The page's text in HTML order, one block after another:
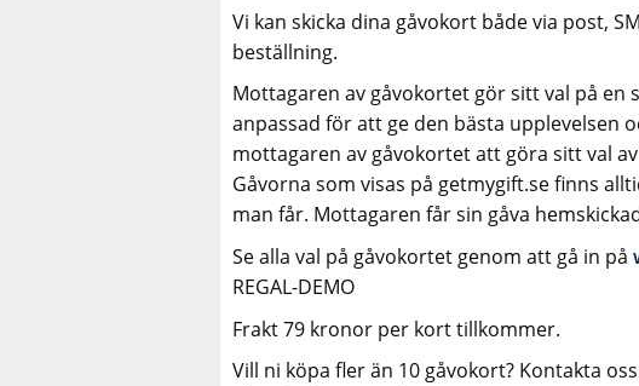
Vi kan skicka dina gåvokort både via post,
beställning.
Mottagaren av gåvokortet gör sitt val på en
anpassad för att ge den bästa upplevelsen
mottagaren av gåvokortet att göra sitt val
Gåvorna som visas på getmygift.se finns
man får. Mottagaren får sin gåva
Se alla val på gåvokortet genom att gå in på
REGAL-DEMO
Frakt 79 kronor per kort tillkommer.
Vill ni köpa fler än 10 gåvokort? Kontakta